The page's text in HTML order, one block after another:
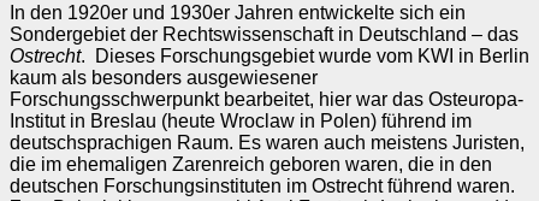
In den 1920er und 1930er Jahren entwickelte sich ein
Sondergebiet der Rechtswissenschaft in Deutschland – das
Ostrecht. Dieses Forschungsgebiet wurde vom KWI in Berlin
kaum als besonders ausgewiesener
Forschungsschwerpunkt bearbeitet, hier war das Osteuropa-
Institut in Breslau (heute Wroclaw in Polen) führend im
deutschsprachigen Raum. Es waren auch meistens Juristen,
die im ehemaligen Zarenreich geboren waren, die in den
deutschen Forschungsinstituten im Ostrecht führend waren.